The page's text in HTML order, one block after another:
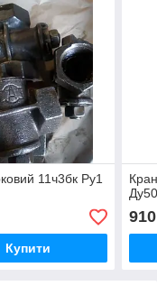
11ч3бк Ру1
Купити
910